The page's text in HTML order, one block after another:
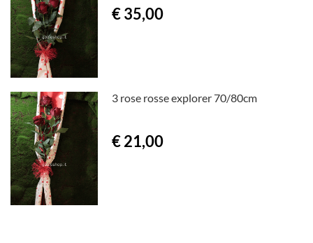
€ 35,00
3 rose rosse explorer 70/80cm
€ 21,00